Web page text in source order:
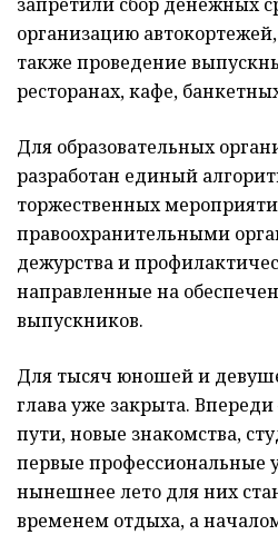
организацию автокортежей,
также проведение
ресторанах, кафе,
Для образовательных
разработан единый
торжественных
правоохранительными
дежурства и
направленные на
выпускников.
Для тысяч юношей и
глава уже закрыта.
пути, новые знакомства,
первые профессиональные
нынешнее лето для них
временем отдыха, а